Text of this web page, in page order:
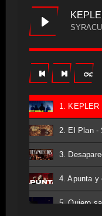
1. KEPLER
2. El Plan -
3.
4. Apunta y
5. Quiero